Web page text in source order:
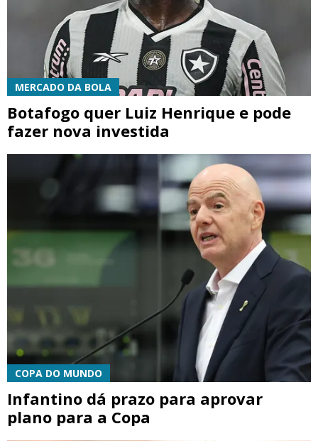
MERCADO DA BOLA
Botafogo quer Luiz Henrique e pode
fazer nova investida
COPA DO MUNDO
Infantino dá prazo para aprovar
plano para a Copa